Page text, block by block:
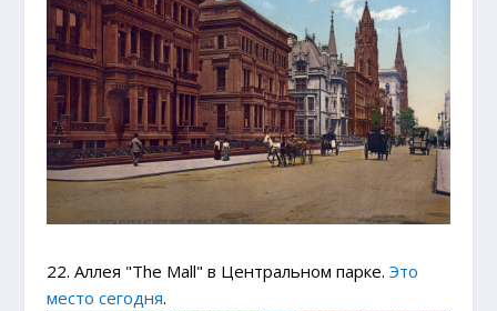
22. Аллея "The Mall" в Центральном парке.Это
место сегодня.